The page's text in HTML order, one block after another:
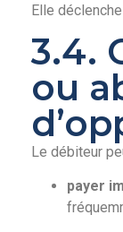
Elle
3.4.
ou
Le débiteur
payer